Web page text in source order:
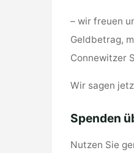
– wir freuen
Geldbetrag,
Connewitzer
Wir sagen
Spenden
Nutzen Sie